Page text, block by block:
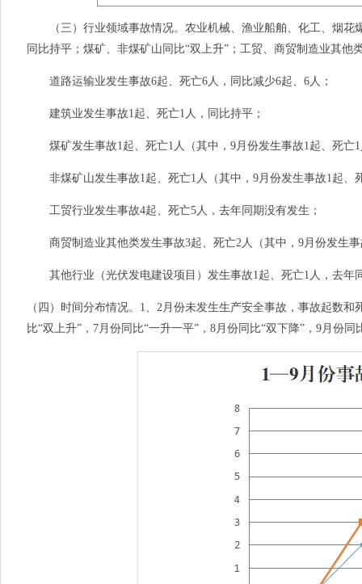
（三）行业领域事故情况。农业机械、渔业船舶、化工、烟花
同比持平；煤矿、非煤矿山同比“双上升”；工贸、商贸制造业其
道路运输业发生事故6起、死亡6人，同比减少6起、6人；
建筑业发生事故1起、死亡1人，同比持平；
煤矿发生事故1起、死亡1人（其中，9月份发生事故1起、死亡1
非煤矿山发生事故1起、死亡1人（其中，9月份发生事故1起、
工贸行业发生事故4起、死亡5人，去年同期没有发生；
商贸制造业其他类发生事故3起、死亡2人（其中，9月份发生事
其他行业（光伏发电建设项目）发生事故1起、死亡1人，去年
（四）时间分布情况。1、2月份未发生生产安全事故，事故起数
比“双上升”，7月份同比“一升一平”，8月份同比“双下降”，9月份同